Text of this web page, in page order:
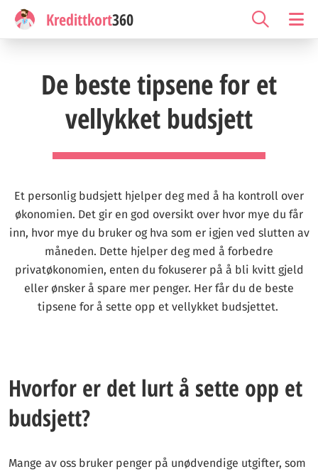
Kredittkort360
De beste tipsene for et
vellykket budsjett
Et personlig budsjett hjelper deg med å ha kontroll over
økonomien. Det gir en god oversikt over hvor mye du får
inn, hvor mye du bruker og hva som er igjen ved slutten av
måneden. Dette hjelper deg med å forbedre
privatøkonomien, enten du fokuserer på å bli kvitt gjeld
eller ønsker å spare mer penger. Her får du de beste
tipsene for å sette opp et vellykket budsjettet.
Hvorfor er det lurt å sette opp et
budsjett?
Mange av oss bruker penger på unødvendige utgifter, som